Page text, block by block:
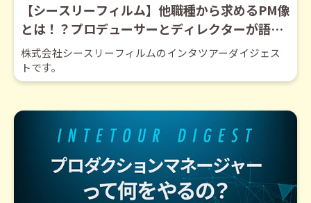
【シースリーフィルム】他職種から求めるPM像
とは！？プロデューサーとディレクターが語り
ます！【ダイジェスト】
株式会社シースリーフィルムのインタツアーダイジェス
トです。